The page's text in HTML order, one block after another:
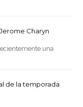
Charyn
una
de la temporada